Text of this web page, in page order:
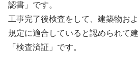
認書」です。
工事完了後検査をして、建築物お
規定に適合していると認められて
「検査済証」です。